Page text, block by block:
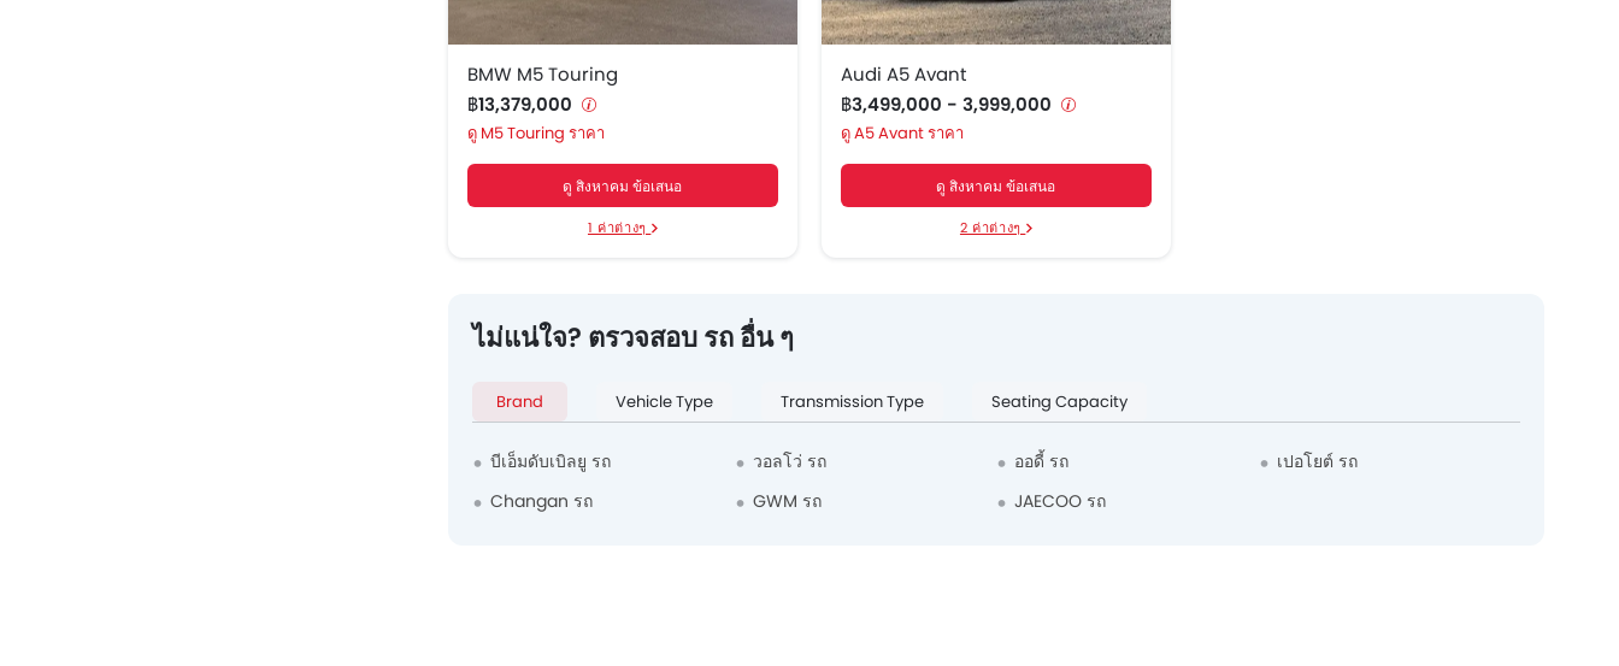
BMW M5 Touring
฿13,379,000
M5 Touring ราคา
ดู สิงหาคม ข้อเสนอ
1 ค่าต่างๆ
Audi A5 Avant
฿3,499,000 - 3,999,000
A5 Avant ราคา
ดู สิงหาคม ข้อเสนอ
2 ค่าต่างๆ
ไม่แน่ใจ? ตรวจสอบ รถ อื่น ๆ
Brand Vehicle Type Transmission Type Seating Capacity
บีเอ็มดับเบิลยู รถ วอลโว่ รถ ออดี้ รถ
เปอโยต์ รถ
Changan รถ
GWM รถ JAECOO รถ